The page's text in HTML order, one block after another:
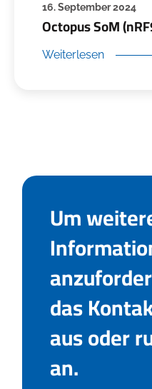
Octopus SoM
16. September 2024
Weiterlesen
Um
das
aus oder
an.